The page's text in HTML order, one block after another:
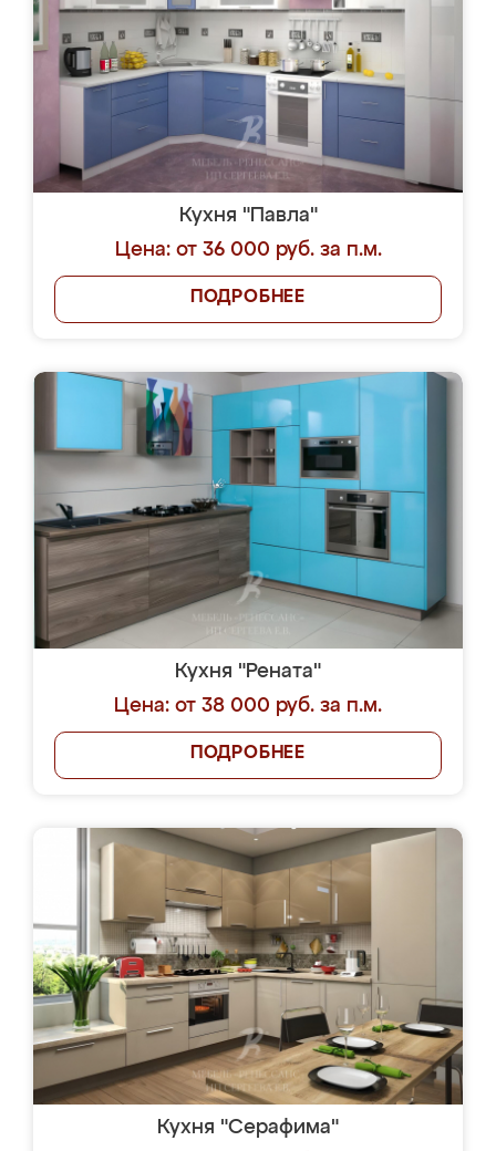
Кухня "Павла"
Цена: от 36 000 руб. за п.м.
ПОДРОБНЕЕ
Кухня "Рената"
Цена: от 38 000 руб. за п.м.
ПОДРОБНЕЕ
Кухня "Серафима"